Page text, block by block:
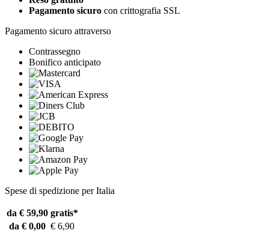
Pagamento sicuro con crittografia SSL
Pagamento sicuro attraverso
Contrassegno
Bonifico anticipato
Spese di spedizione per Italia
da € 59,90 gratis*
da € 0,00 € 6,90